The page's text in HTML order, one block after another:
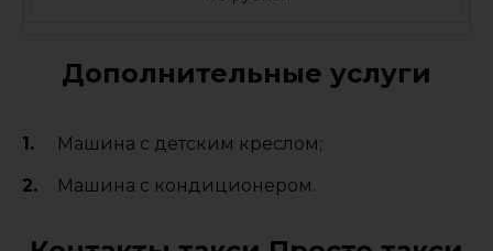
Дополнительные услуги
Машина с детским креслом;
Машина с кондиционером.